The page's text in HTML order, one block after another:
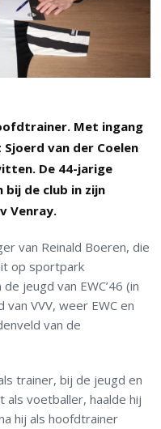
Met ingang
van der Coelen
De 44-jarige
bij de club in zijn
Venray.
van Reinald Boeren, die
op sportpark
jeugd van EWC’46 (in
VVV, weer EWC en
van de
trainer, bij de jeugd en
als voetballer, haalde hij
hij als hoofdtrainer